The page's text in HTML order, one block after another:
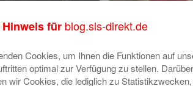
iStock-
für blog.sls-direkt.de
Cookies, um Ihnen die Funktionen auf
optimal zur Verfügung zu stellen.
wir Cookies, die lediglich zu